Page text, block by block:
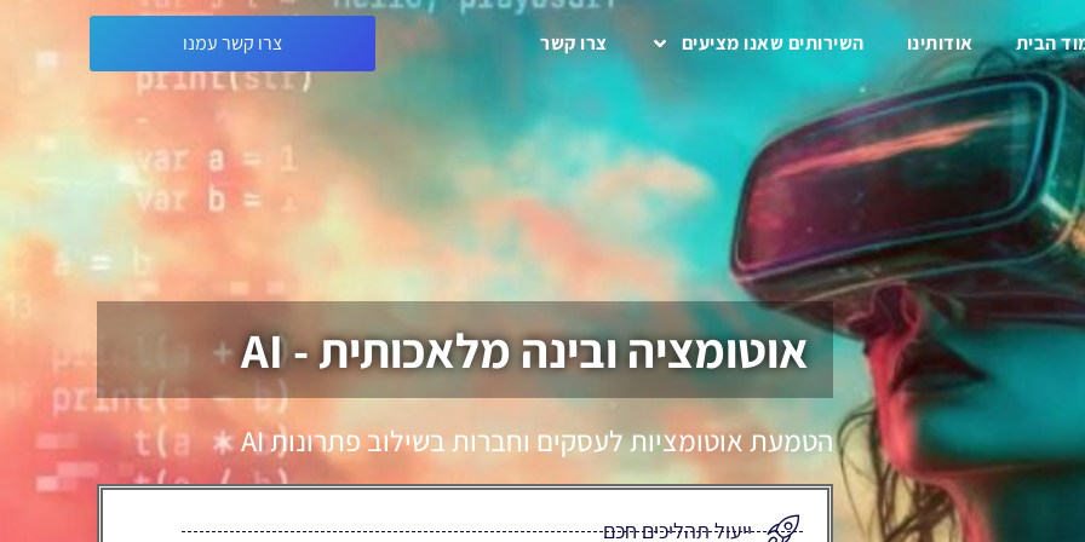
אודותינו השירותים שאנו מציעים צרו קשר צרו קשר עמנו
אוטומציה ובינה מלאכותית - AI
הטמעת אוטומציות לעסקים וחברות בשילוב פתרונות AI
ייעול תהליכים חכם